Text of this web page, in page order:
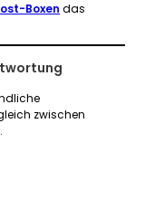
Boxen das
zwischen